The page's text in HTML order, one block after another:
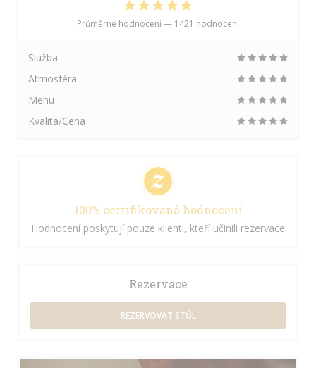
Průměrné hodnocení — 1421 hodnoceni
Služba
Atmosféra
Menu
Kvalita/Cena
100% certifikovaná hodnocení
Hodnocení poskytují pouze klienti, kteří učinili rezervace
Rezervace
REZERVOVAT STŮL